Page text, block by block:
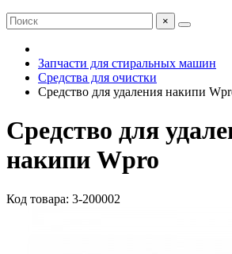
×
Запчасти для стиральных машин
Средства для очистки
Средство для удаления накипи
Средство для
накипи Wpro
Код товара: 3-200002